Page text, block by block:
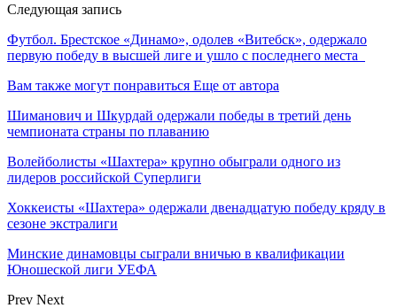
Следующая запись
Футбол. Брестское «Динамо», одолев «Витебск», одержало
первую победу в высшей лиге и ушло с последнего места
Вам также могут понравиться Еще от автора
Шиманович и Шкурдай одержали победы в третий день
чемпионата страны по плаванию
Волейболисты «Шахтера» крупно обыграли одного из
лидеров российской Суперлиги
Хоккеисты «Шахтера» одержали двенадцатую победу кряду в
сезоне экстралиги
Минские динамовцы сыграли вничью в квалификации
Юношеской лиги УЕФА
Prev Next